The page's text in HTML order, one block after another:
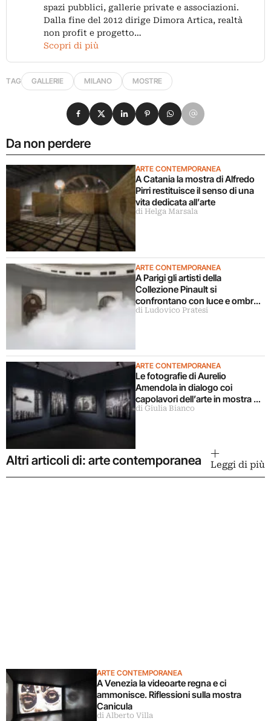
spazi pubblici, gallerie private e associazioni.
Dalla fine del 2012 dirige Dimora Artica, realtà
non profit e progetto…
Scopri di più
TAG GALLERIE MILANO MOSTRE
Da non perdere
ARTE CONTEMPORANEA
A Catania la mostra di Alfredo
Pirri restituisce il senso di una
vita dedicata all’arte
di Helga Marsala
ARTE CONTEMPORANEA
A Parigi gli artisti della
Collezione Pinault si
confrontano con luce e ombra
in una grande mostra
di Ludovico Pratesi
ARTE CONTEMPORANEA
Le fotografie di Aurelio
Amendola in dialogo coi
capolavori dell’arte in mostra a
Milano
di Giulia Bianco
Condividi su Facebook
Condividi su X
Condividi su LinkedIn
Condividi su Pinterest
Condividi su WhatsApp
Condividi su Email
Altri articoli di: arte contemporanea Leggi di più
ARTE CONTEMPORANEA
A Venezia la videoarte regna e ci
ammonisce. Riflessioni sulla mostra
Canicula
di Alberto Villa